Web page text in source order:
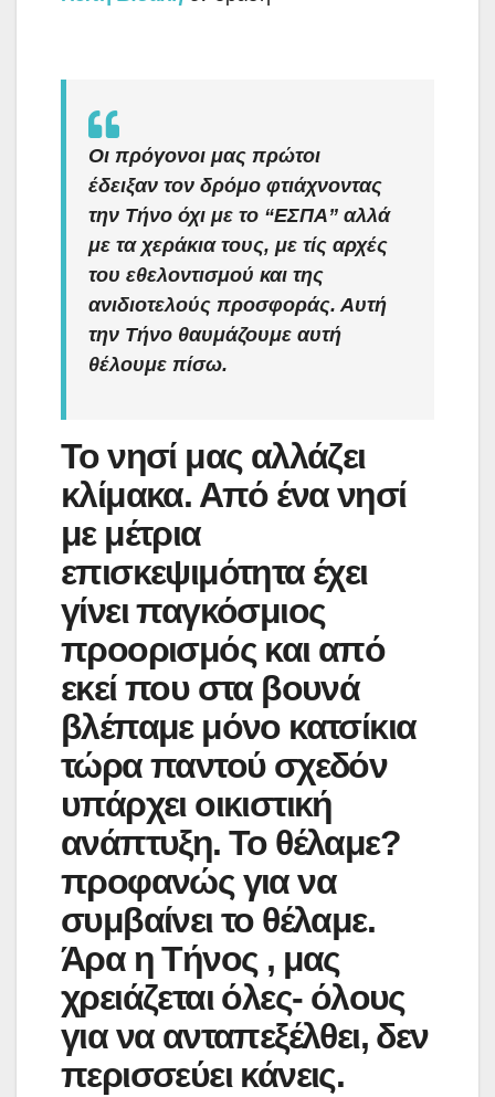
Οι πρόγονοι μας πρώτοι
έδειξαν τον δρόμο φτιάχνοντας
την Τήνο όχι με το “ΕΣΠΑ” αλλά
με τα χεράκια τους, με τίς αρχές
του εθελοντισμού και της
ανιδιοτελούς προσφοράς. Αυτή
την Τήνο θαυμάζουμε αυτή
θέλουμε πίσω.
Το νησί μας αλλάζει
κλίμακα. Από ένα νησί
με μέτρια
επισκεψιμότητα έχει
γίνει παγκόσμιος
προορισμός και από
εκεί που στα βουνά
βλέπαμε μόνο κατσίκια
τώρα παντού σχεδόν
υπάρχει οικιστική
ανάπτυξη. Το θέλαμε?
προφανώς για να
συμβαίνει το θέλαμε.
Άρα η Τήνος , μας
χρειάζεται όλες- όλους
για να ανταπεξέλθει, δεν
περισσεύει κάνεις.